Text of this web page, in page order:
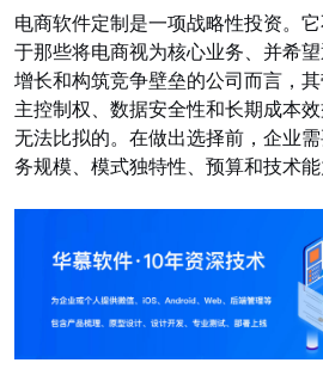
电商软件定制是一项战略性投资。
于那些将电商视为核心业务、并希
增长和构筑竞争壁垒的公司而言，
主控制权、数据安全性和长期成本
无法比拟的。在做出选择前，企业
务规模、模式独特性、预算和技术能